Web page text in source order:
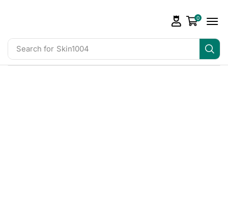
Search for Skin1004
0